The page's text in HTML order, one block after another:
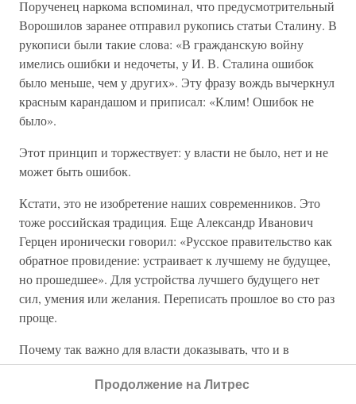
Порученец наркома вспоминал, что предусмотрительный
Ворошилов заранее отправил рукопись статьи Сталину. В
рукописи были такие слова: «В гражданскую войну
имелись ошибки и недочеты, у И. В. Сталина ошибок
было меньше, чем у других». Эту фразу вождь вычеркнул
красным карандашом и приписал: «Клим! Ошибок не
было».
Этот принцип и торжествует: у власти не было, нет и не
может быть ошибок.
Кстати, это не изобретение наших современников. Это
тоже российская традиция. Еще Александр Иванович
Герцен иронически говорил: «Русское правительство как
обратное провидение: устраивает к лучшему не будущее,
но прошедшее». Для устройства лучшего будущего нет
сил, умения или желания. Переписать прошлое во сто раз
проще.
Почему так важно для власти доказывать, что и в
прошлом все делалось правильно и ошибки исключены?
Если предположить, что прежние властители ошибались,
Продолжение на Литрес